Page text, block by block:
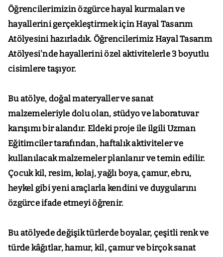
Öğrencilerimizin özgürce hayal kurmaları ve
hayallerini gerçekleştirmek için Hayal Tasarım
Atölyesini hazırladık. Öğrencilerimiz Hayal Tasarım
Atölyesi'nde hayallerini özel aktivitelerle 3 boyutlu
cisimlere taşıyor.
Bu atölye, doğal materyaller ve sanat
malzemeleriyle dolu olan, stüdyo ve laboratuvar
karışımı bir alandır. Eldeki proje ile ilgili Uzman
Eğitimciler tarafından, haftalık aktiviteler ve
kullanılacak malzemeler planlanır ve temin edilir.
Çocuk kil, resim, kolaj, yağlı boya, çamur, ebru,
heykel gibi yeni araçlarla kendini ve duygularını
özgürce ifade etmeyi öğrenir.
Bu atölyede değişik türlerde boyalar, çeşitli renk ve
türde kâğıtlar, hamur, kil, çamur ve birçok sanat